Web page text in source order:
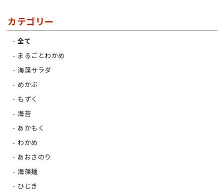
カテゴリー
全て
まるごとわかめ
海藻サラダ
めかぶ
もずく
海苔
あかもく
わかめ
あおさのり
海藻麺
ひじき